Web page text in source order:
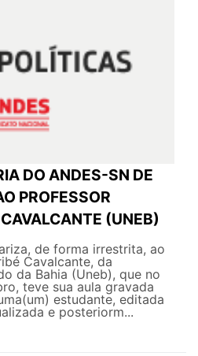
DO ANDES-SN DE
PROFESSOR
(UNEB)
de forma irrestrita, ao
Cavalcante, da
da Bahia (Uneb), que no
teve sua aula gravada
estudante, editada
e posteriorm...